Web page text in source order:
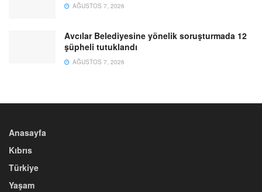
AĞUSTOS 7, 2026
Avcılar Belediyesine yönelik soruşturmada 12
şüpheli tutuklandı
AĞUSTOS 7, 2026
Anasayfa
Kıbrıs
Türkiye
Yaşam